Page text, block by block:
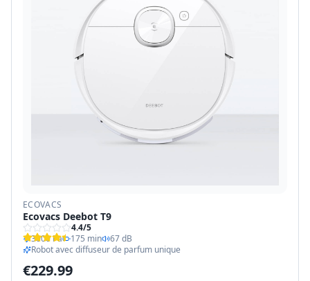
ECOVACS
Ecovacs Deebot T9
4.4/5
3000 Pa
175 min
67 dB
Robot avec diffuseur de parfum unique
€229.99